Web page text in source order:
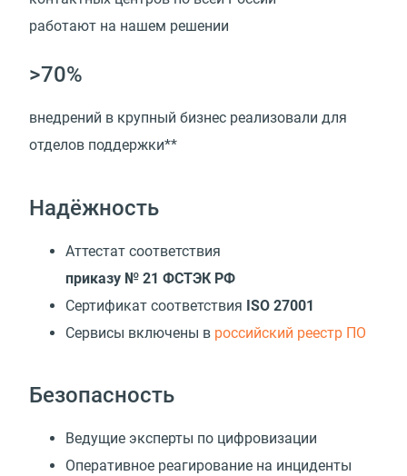
работают на нашем решении
>70%
внедрений в крупный бизнес реализовали для
отделов поддержки**
Надёжность
Аттестат соответствия
приказу № 21 ФСТЭК РФ
Сертификат соответствия ISO 27001
Cервисы включены в российский реестр ПО
Безопасность
Ведущие эксперты по цифровизации
Оперативное реагирование на инциденты